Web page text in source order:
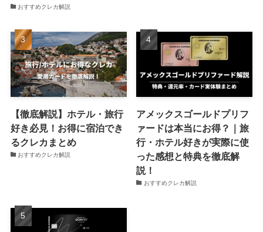
おすすめクレカ解説
【徹底解説】ホテル・旅行
好き必見！お得に宿泊でき
るクレカまとめ
おすすめクレカ解説
アメックスゴールドプリフ
ァードは本当にお得？｜旅
行・ホテル好きが実際に使
った感想と特典を徹底解
説！
おすすめクレカ解説